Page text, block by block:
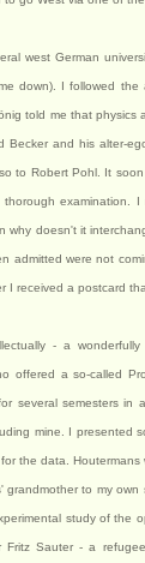
west German
down). I followed
told me that physics
Becker and his alter-
to Robert Pohl. It
examination.
why doesn't it
admitted were not
I received a postcard
- a
offered a so-called
several semesters in
mine. I presented
the data.
to my
study of the
Fritz Sauter - a